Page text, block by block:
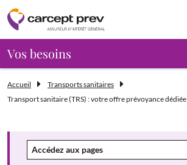
Vos besoins
Accueil
Transports sanitaires
Transport sanitaire (TRS) : votre offre prévoyance dédiée
Accédez aux pages